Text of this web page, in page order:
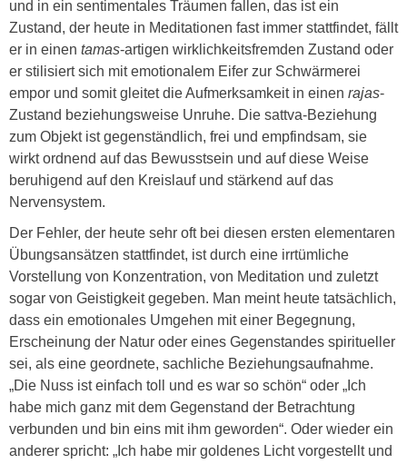
und in ein sentimentales Träumen fallen, das ist ein
Zustand, der heute in Meditationen fast immer stattfindet, fällt
er in einen tamas-artigen wirklichkeitsfremden Zustand oder
er stilisiert sich mit emotionalem Eifer zur Schwärmerei
empor und somit gleitet die Aufmerksamkeit in einen rajas-
Zustand beziehungsweise Unruhe. Die sattva-Beziehung
zum Objekt ist gegenständlich, frei und empfindsam, sie
wirkt ordnend auf das Bewusstsein und auf diese Weise
beruhigend auf den Kreislauf und stärkend auf das
Nervensystem.
Der Fehler, der heute sehr oft bei diesen ersten elementaren
Übungsansätzen stattfindet, ist durch eine irrtümliche
Vorstellung von Konzentration, von Meditation und zuletzt
sogar von Geistigkeit gegeben. Man meint heute tatsächlich,
dass ein emotionales Umgehen mit einer Begegnung,
Erscheinung der Natur oder eines Gegenstandes spiritueller
sei, als eine geordnete, sachliche Beziehungsaufnahme.
„Die Nuss ist einfach toll und es war so schön“ oder „Ich
habe mich ganz mit dem Gegenstand der Betrachtung
verbunden und bin eins mit ihm geworden“. Oder wieder ein
anderer spricht: „Ich habe mir goldenes Licht vorgestellt und